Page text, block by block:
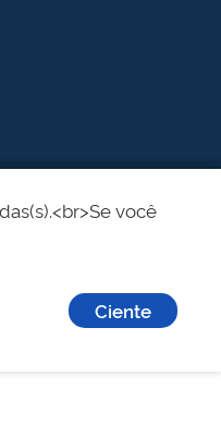
você
Ciente